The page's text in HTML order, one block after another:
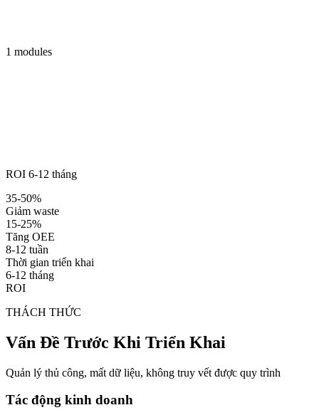
1 modules
ROI 6-12 tháng
35-50%
Giảm waste
15-25%
Tăng OEE
8-12 tuần
Thời gian triển khai
6-12 tháng
ROI
THÁCH THỨC
Vấn Đề Trước Khi Triển Khai
Quản lý thủ công, mất dữ liệu, không truy vết được quy trình
Tác động kinh doanh